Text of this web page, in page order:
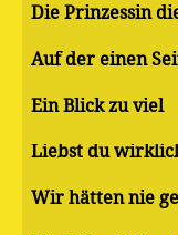
Die Prinzessin
Auf der einen
Ein Blick zu viel
Liebst du
Wir hätten nie